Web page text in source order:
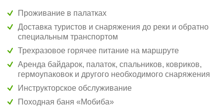
Проживание в палатках
Доставка туристов и снаряжения до реки и обратно
специальным транспортом
Трехразовое горячее питание на маршруте
Аренда байдарок, палаток, спальников, ковриков,
гермоупаковок и другого необходимого снаряжения
Инструкторское обслуживание
Походная баня «Мобиба»